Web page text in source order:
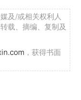
及/或相关权利人
载、摘编、复制及
，获得书面